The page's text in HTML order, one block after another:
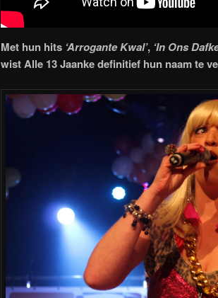
Met hun hits ‘Arrogante Kwal’, ‘In Ons
wist Alle 13 Jaanke definitief hun naam te